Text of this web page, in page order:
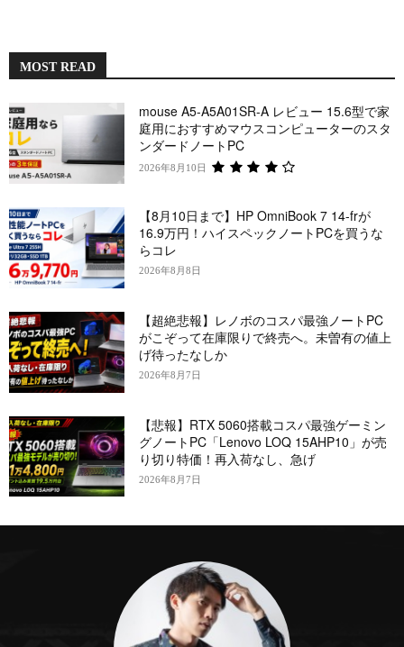
MOST READ
mouse A5-A5A01SR-A レビュー 15.6型で家
庭用におすすめマウスコンピューターのスタ
ンダードノートPC
2026年8月10日
【8月10日まで】HP OmniBook 7 14-frが
16.9万円！ハイスペックノートPCを買うな
らコレ
2026年8月8日
【超絶悲報】レノボのコスパ最強ノートPC
がこぞって在庫限りで終売へ。未曽有の値上
げ待ったなしか
2026年8月7日
【悲報】RTX 5060搭載コスパ最強ゲーミン
グノートPC「Lenovo LOQ 15AHP10」が売
り切り特価！再入荷なし、急げ
2026年8月7日